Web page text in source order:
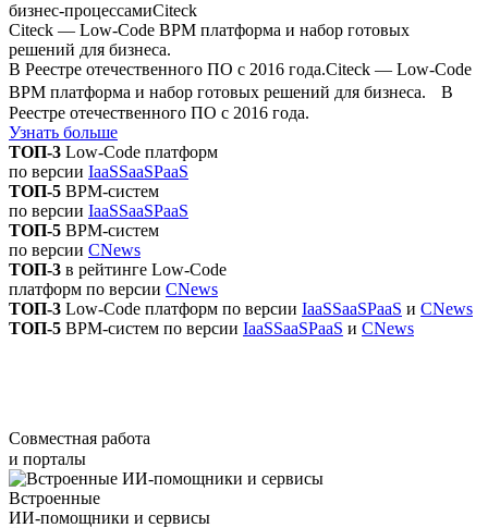
бизнес-процессамиCiteck
Citeck — Low-Code BPM платформа и набор готовых
решений для бизнеса.
В Реестре отечественного ПО с 2016 года.Citeck — Low-Code
BPM платформа и набор готовых решений для бизнеса. В
Реестре отечественного ПО с 2016 года.
Узнать больше
ТОП-3 Low-Code платформ
по версии IaaSSaaSPaaS
ТОП-5 BPM-систем
по версии IaaSSaaSPaaS
ТОП-5 BPM-систем
по версии СNews
ТОП-3 в рейтинге Low-Code
платформ по версии СNews
ТОП-3 Low-Code платформ по версии IaaSSaaSPaaS и СNews
ТОП-5 BPM-систем по версии IaaSSaaSPaaS и СNews
Совместная работа
и порталы
Встроенные
ИИ-помощники и сервисы